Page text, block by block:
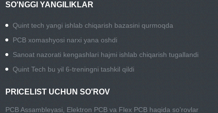
SO'NGGI YANGILIKLAR
Quint tech yangi ishlab chiqarish bazasini qurmoqda
PCB xomashyosi narxi yana oshdi
Sanoat nazorati kengashlari hajmi ishlab chiqarish tugallandi
Quint Tech bu yil 6-treningni tashkil qildi
PRICELIST UCHUN SO'ROV
PCB Assambleyasi, Elektron PCB va Flex PCB haqida so'rovlar